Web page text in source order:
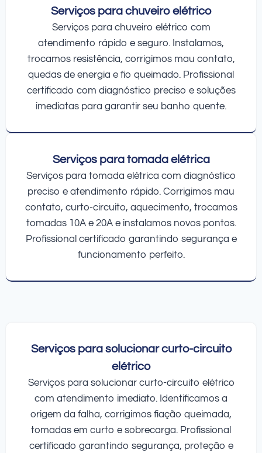
Serviços para chuveiro elétrico
Serviços para chuveiro elétrico com
atendimento rápido e seguro. Instalamos,
trocamos resistência, corrigimos mau contato,
quedas de energia e fio queimado. Profissional
certificado com diagnóstico preciso e soluções
imediatas para garantir seu banho quente.
Serviços para tomada elétrica
Serviços para tomada elétrica com diagnóstico
preciso e atendimento rápido. Corrigimos mau
contato, curto-circuito, aquecimento, trocamos
tomadas 10A e 20A e instalamos novos pontos.
Profissional certificado garantindo segurança e
funcionamento perfeito.
Serviços para solucionar curto-circuito
elétrico
Serviços para solucionar curto-circuito elétrico
com atendimento imediato. Identificamos a
origem da falha, corrigimos fiação queimada,
tomadas em curto e sobrecarga. Profissional
certificado garantindo segurança, proteção e